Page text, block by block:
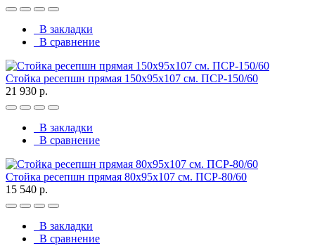
В закладки
В сравнение
Стойка ресепшн прямая 150х95х107 см. ПСР-150/60
21 930 р.
В закладки
В сравнение
Стойка ресепшн прямая 80х95х107 см. ПСР-80/60
15 540 р.
В закладки
В сравнение